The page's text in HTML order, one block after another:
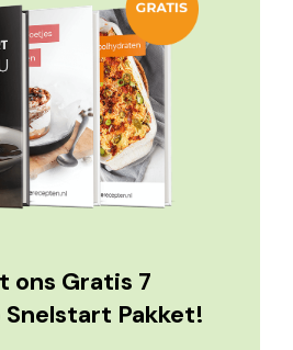
ons Gratis 7
Snelstart Pakket!